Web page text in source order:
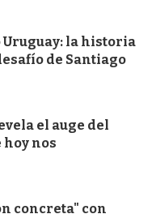
Uruguay: la historia
de Santiago
el auge del
hoy nos
concreta" con